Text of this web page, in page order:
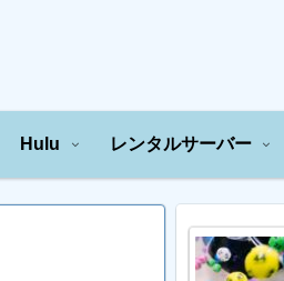
Hulu レンタルサーバー